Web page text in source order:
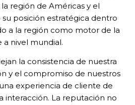
región de Américas y el
posición estratégica dentro
a la región como motor de la
nivel mundial.
la consistencia de nuestra
y el compromiso de nuestros
experiencia de cliente de
interacción. La reputación no